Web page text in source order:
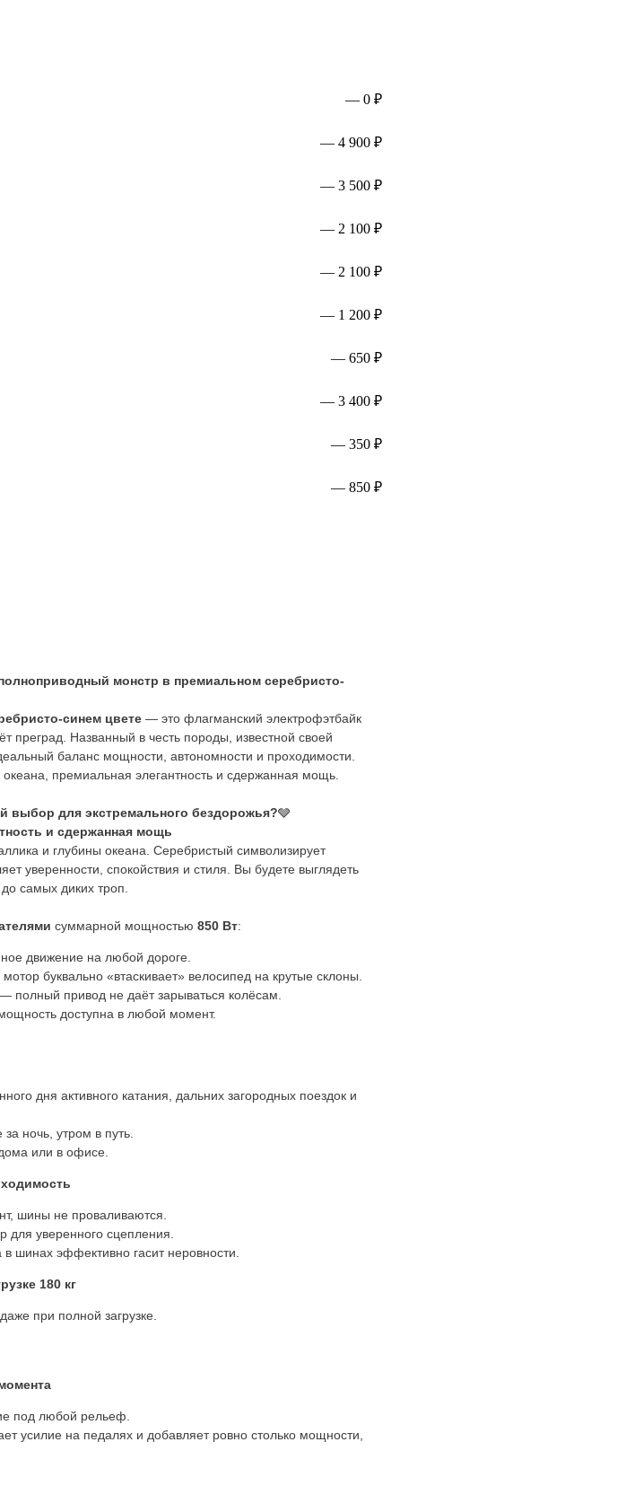
— 0 ₽
— 4 900 ₽
— 3 500 ₽
— 2 100 ₽
— 2 100 ₽
— 1 200 ₽
— 650 ₽
— 3 400 ₽
— 350 ₽
— 850 ₽
монстр в премиальном серебристо-
синем цвете — это флагманский электрофэтбайк
преград. Названный в честь породы, известной своей
баланс мощности, автономности и проходимости.
премиальная элегантность и сдержанная мощь.
выбор для экстремального бездорожья?🩶
и сдержанная мощь
и глубины океана. Серебристый символизирует
уверенности, спокойствия и стиля. Вы будете выглядеть
самых диких троп.
суммарной мощностью 850 Вт:
движение на любой дороге.
буквально «втаскивает» велосипед на крутые склоны.
— полный привод не даёт зарываться колёсам.
доступна в любой момент.
дня активного катания, дальних загородных поездок и
ночь, утром в путь.
или в офисе.
шины не проваливаются.
для уверенного сцепления.
шинах эффективно гасит неровности.
180 кг
даже при полной загрузке.
под любой рельеф.
усилие на педалях и добавляет ровно столько мощности,